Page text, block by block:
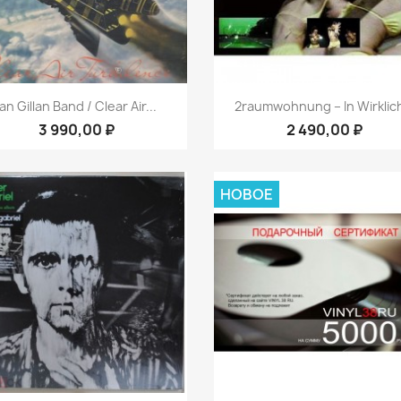
Быстрый просмотр
Gillan Band / Clear Air...
3 990,00 ₽
Быстрый
2raumwohnung – In
2 490,00 ₽
НОВОЕ